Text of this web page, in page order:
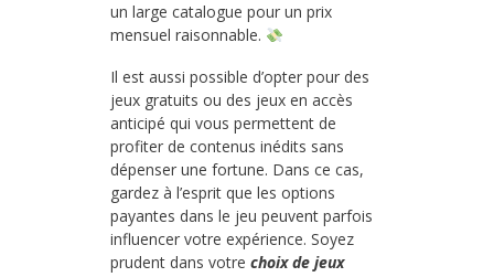
un large catalogue pour un prix
mensuel raisonnable.
Il est aussi possible d’opter pour des
jeux gratuits ou des jeux en accès
anticipé qui vous permettent de
profiter de contenus inédits sans
dépenser une fortune. Dans ce cas,
gardez à l’esprit que les options
payantes dans le jeu peuvent parfois
influencer votre expérience. Soyez
prudent dans votre choix de jeux